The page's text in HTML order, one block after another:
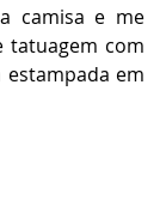
camisa e me
tatuagem com
em